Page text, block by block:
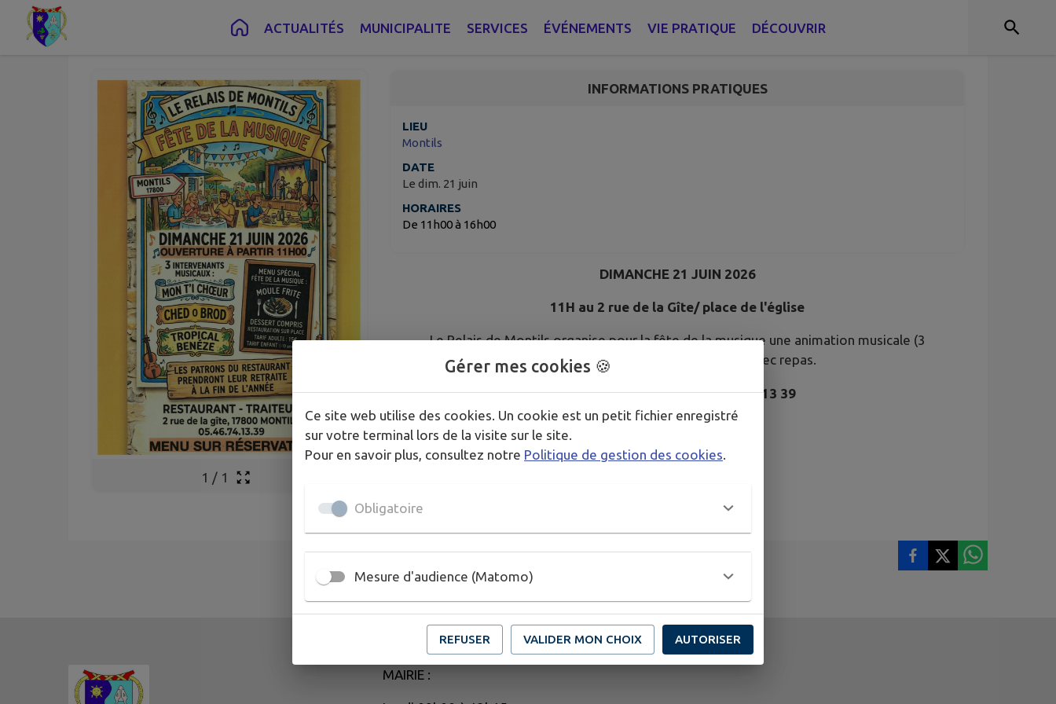
Contenu Pied de page
ACTUALITÉS MUNICIPALITE SERVICES ÉVÉNEMENTS VIE PRATIQUE DÉCOUVRIR
21
Dim.
1 / 1
INFORMATIONS PRATIQUES
LIEU
Montils
DATE
Le dim. 21 juin
HORAIRES
De 11h00 à 16h00
DIMANCHE 21 JUIN 2026
11H au 2 rue de la Gîte/ place de l'église
Le Relais de Montils organise pour la fête de la musique une animation musicale (3
intervenants dont Mon T'i Chœur) avec repas.
Menu sur réservation : 05 46 74 13 39
MAIRIE :
Gérer mes cookies 🍪
Ce site web utilise des cookies. Un cookie est un petit fichier enregistré
sur votre terminal lors de la visite sur le site.
Pour en savoir plus, consultez notre Politique de gestion des cookies
Obligatoire
Mesure d'audience (Matomo)
REFUSER VALIDER MON CHOIX AUTORISER